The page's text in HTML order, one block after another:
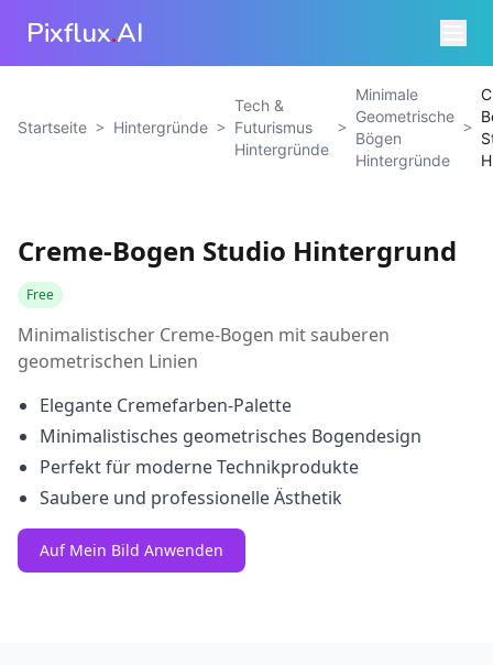
Pixflux.AI
Startseite > Hintergründe >
Tech &
Futurismus
Hintergründe
>
Minimale
Geometrische
Bögen
Hintergründe
>
Creme-Bogen Studio Hintergrund
Free
Minimalistischer Creme-Bogen mit sauberen
geometrischen Linien
Elegante Cremefarben-Palette
Minimalistisches geometrisches Bogendesign
Perfekt für moderne Technikprodukte
Saubere und professionelle Ästhetik
Auf Mein Bild Anwenden